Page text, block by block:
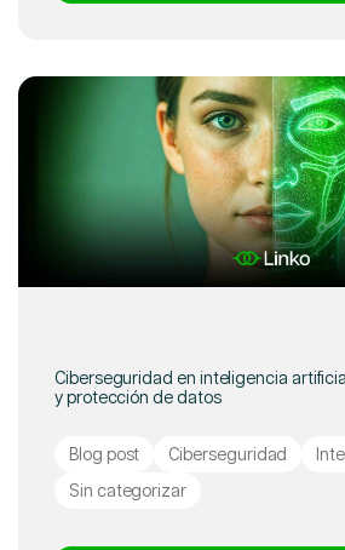
Ciberseguridad en inteligencia
y protección de datos
Blog post Ciberseguridad
Sin categorizar